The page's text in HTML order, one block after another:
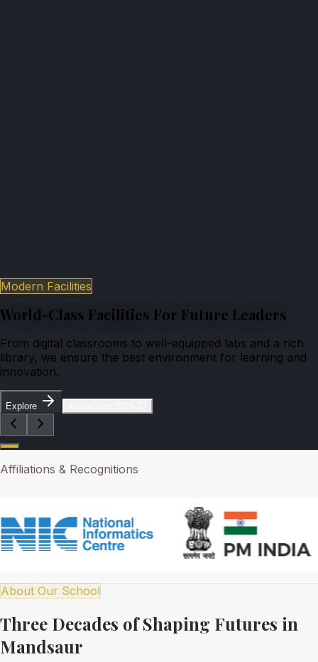
Modern Facilities
World-Class Facilities For Future Leaders
From digital classrooms to well-equipped labs and a rich
library, we ensure the best environment for learning and
innovation.
Explore
Affiliations & Recognitions
About Our School
Three Decades of Shaping Futures in
Mandsaur